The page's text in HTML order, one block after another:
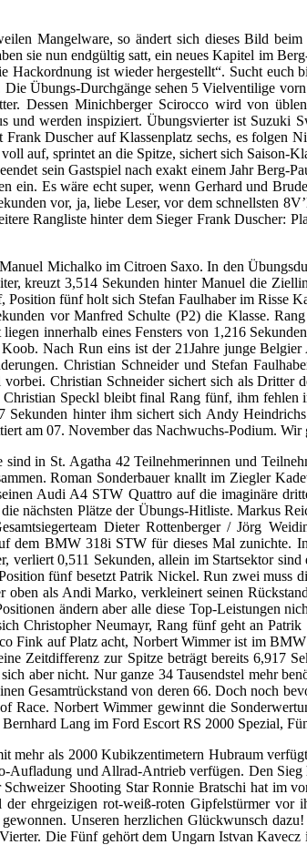
Mangelware, so ändert sich dieses Bild
sie nun endgültig satt, ein neues Kapitel im
ist wieder hergestellt“. Sucht euch
Übungs-Durchgänge sehen 5 Vielventilige
Dessen Minichberger Scirocco wird von
und werden inspiziert. Übungsvierter ist
Duscher auf Klassenplatz sechs, es
auf, sprintet an die Spitze, sichert sich
sein Gastspiel nach exakt einem Jahr Berg-
ein. Es wäre echt super, wenn Gerhard und
vor, ja, liebe Leser, vor dem schnellsten
Rangliste hinter dem Sieger Frank
Michalko im Citroen Saxo. In den
kreuzt 3,514 Sekunden hinter Manuel die
fünf holt sich Stefan Faulhaber im Risse
vor Manfred Schulte (P2) die Klasse.
innerhalb eines Fensters von 1,216
Nach Run eins ist der 21Jahre junge
Christian Schneider und Stefan
Christian Schneider sichert sich als
Speckl bleibt final Rang fünf, ihm
Sekunden hinter ihm sichert sich Andy
am 07. November das Nachwuchs-Podium.
in St. Agatha 42 Teilnehmerinnen und
Roman Sonderbauer knallt im Ziegler
Audi A4 STW Quattro auf die imaginäre
nächsten Plätze der Übungs-Hitliste. Markus
Dieter Rottenberger / Jörg
dem BMW 318i STW für dieses Mal zunichte.
verliert 0,511 Sekunden, allein im Startsektor
fünf besetzt Patrik Nickel. Run zwei
oben als Andi Marko, verkleinert seinen
ändern aber alle diese Top-Leistungen
Christopher Neumayr, Rang fünf geht an
auf Platz acht, Norbert Wimmer ist im
Zeitdifferenz zur Spitze beträgt bereits 6,917
aber nicht. Nur ganze 34 Tausendstel mehr
Gesamtrückstand von deren 66. Doch noch
Race. Norbert Wimmer gewinnt die
Lang im Ford Escort RS 2000 Spezial,
mehr als 2000 Kubikzentimetern Hubraum
Aufladung und Allrad-Antrieb verfügen. Den
Shooting Star Ronnie Bratschi hat im
ehrgeizigen rot-weiß-roten Gipfelstürmer
Unseren herzlichen Glückwunsch
Die Fünf gehört dem Ungarn Istvan